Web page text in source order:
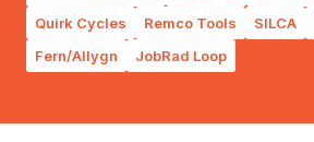
Quirk Cycles
Remco Tools SILCA
Fern/Allygn
JobRad Loop